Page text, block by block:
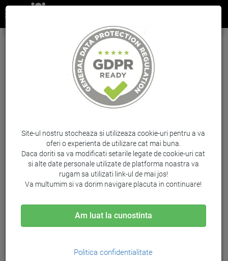
Cartus Yellow Nr.935 C2P22Ae Original Hp
Officejet Pro 6830 E-Aio
Brand: HP / Cod: C2P22AE
Site-ul nostru stocheaza si utilizeaza cookie-uri pentru a va
oferi o experienta de utilizare cat mai buna.
Daca doriti sa va modificati setarile legate de cookie-uri cat
si alte date personale utilizate de platforma noastra va
rugam sa utilizati link-ul de mai jos!
Va multumim si va dorim navigare placuta in continuare!
Am luat la cunostinta
Politica confidentialitate